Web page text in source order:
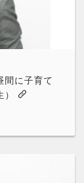
間に子育て
）